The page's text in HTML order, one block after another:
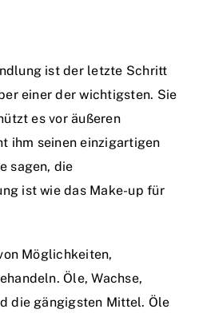
ist der letzte Schritt
einer der wichtigsten. Sie
es vor äußeren
ihm seinen einzigartigen
sagen, die
ist wie das Make-up für
Möglichkeiten,
Öle, Wachse,
die gängigsten Mittel. Öle